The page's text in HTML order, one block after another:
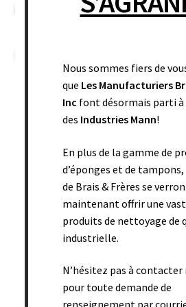
Éponge utilisée avec les solvants de
Nous sommes fiers de
que Les Manufacturiers
Inc font désormais parti
des Industries Mann!
En plus de la gamme de
d’éponges et de
de Brais & Frères se
maintenant offrir une
produits de nettoyage de
industrielle.
N’hésitez pas à
pour toute demande de